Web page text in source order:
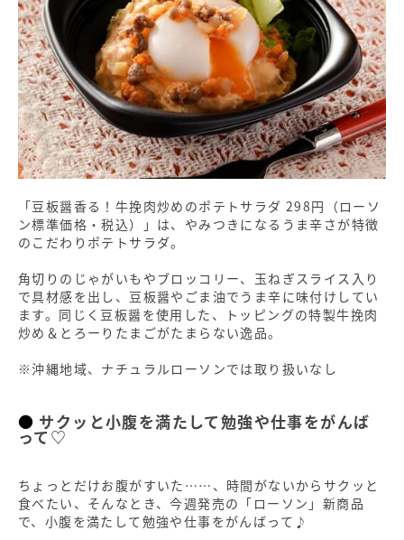
「豆板醤香る！牛挽肉炒めのポテトサラダ 298円（ローソ
ン標準価格・税込）」は、やみつきになるうま辛さが特徴
のこだわりポテトサラダ。
角切りのじゃがいもやブロッコリー、玉ねぎスライス入り
で具材感を出し、豆板醤やごま油でうま辛に味付けしてい
ます。同じく豆板醤を使用した、トッピングの特製牛挽肉
炒め＆とろーりたまごがたまらない逸品。
※沖縄地域、ナチュラルローソンでは取り扱いなし
サクッと小腹を満たして勉強や仕事をがんば
って♡
ちょっとだけお腹がすいた……、時間がないからサクッと
食べたい、そんなとき、今週発売の「ローソン」新商品
で、小腹を満たして勉強や仕事をがんばって♪